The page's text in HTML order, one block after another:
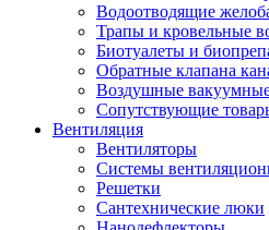
Водоотводящие
Трапы и кровельные
Биотуалеты и
Обратные клапана
Воздушные
Сопутствующие
Вентиляция
Вентиляторы
Системы
Решетки
Сантехнические люки